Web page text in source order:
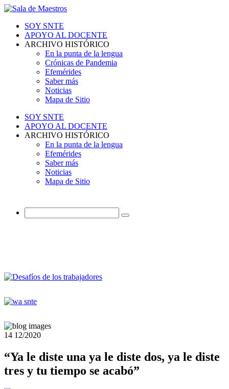
SOY SNTE
APOYO AL DOCENTE
ARCHIVO HISTÓRICO
En la punta de la lengua
Crónicas de Pandemia
Efemérides
Saber más
Noticias
Mapa de Sitio
SOY SNTE
APOYO AL DOCENTE
ARCHIVO HISTÓRICO
En la punta de la lengua
Efemérides
Saber más
Noticias
Mapa de Sitio
14 12/2020
“Ya le diste una ya le diste dos, ya le diste
tres y tu tiempo se acabó”